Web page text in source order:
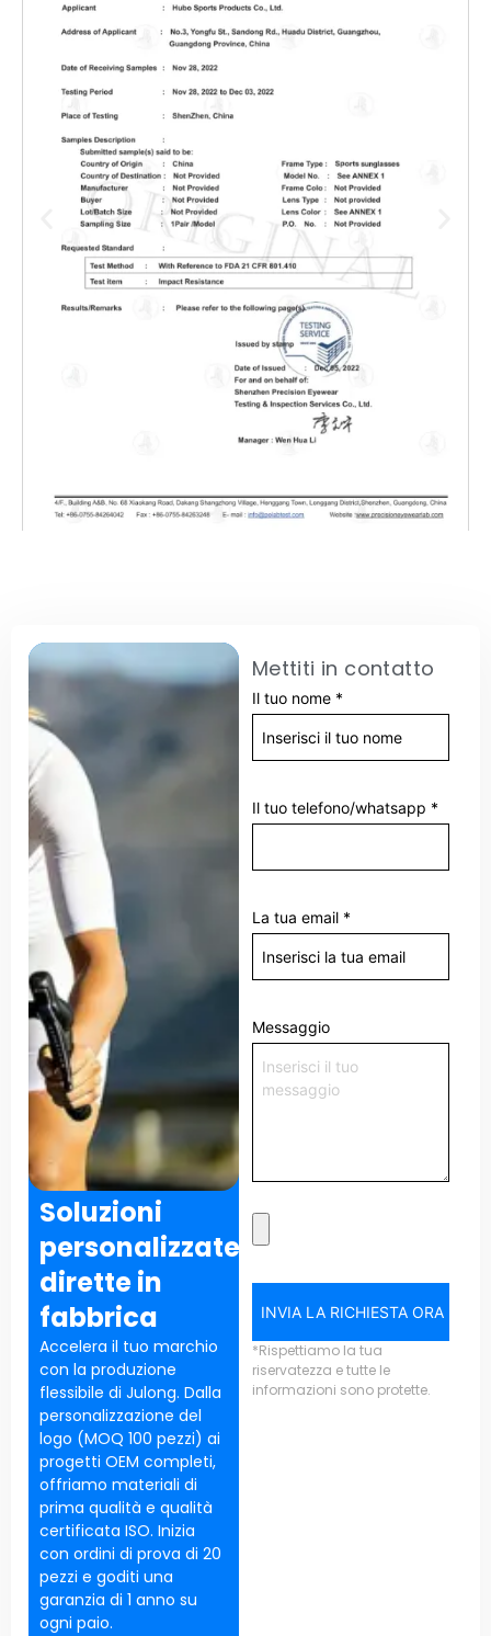
Mettiti in contatto
Il tuo nome *
Il tuo telefono/whatsapp *
La tua email *
Messaggio
INVIA LA RICHIESTA ORA
*Rispettiamo la tua
riservatezza e tutte le
informazioni sono protette.
Soluzioni
personalizzate
dirette in
fabbrica
Accelera il tuo marchio
con la produzione
flessibile di Julong. Dalla
personalizzazione del
logo (MOQ 100 pezzi) ai
progetti OEM completi,
offriamo materiali di
prima qualità e qualità
certificata ISO. Inizia
con ordini di prova di 20
pezzi e goditi una
garanzia di 1 anno su
ogni paio.